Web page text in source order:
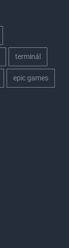
terminál
epic games